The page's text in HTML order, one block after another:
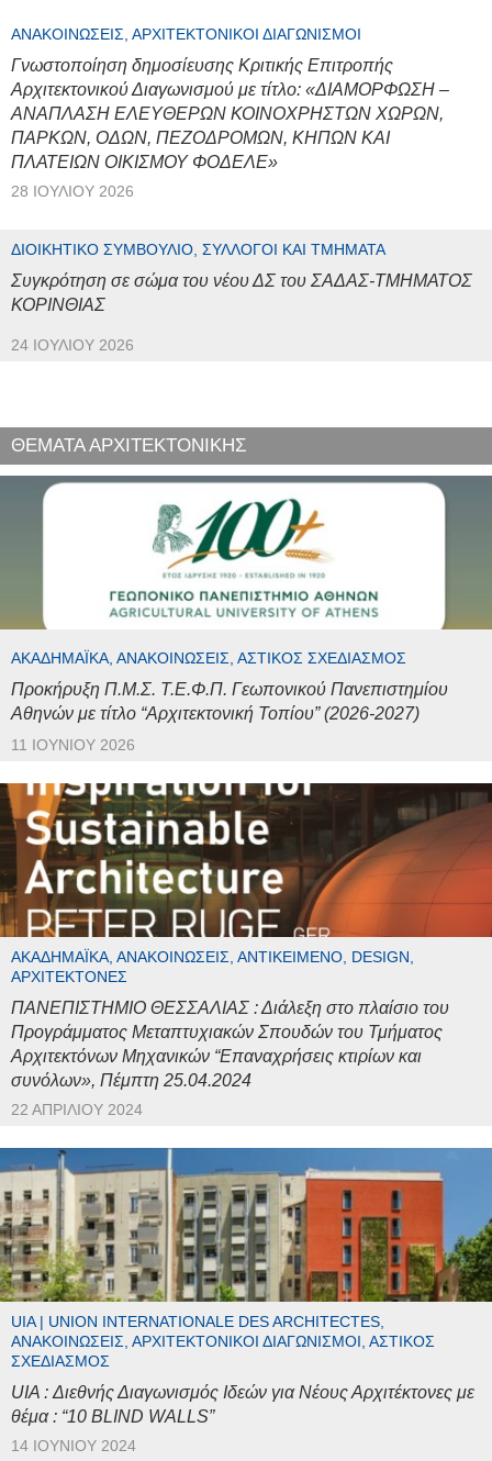
ΑΝΑΚΟΙΝΏΣΕΙΣ, ΑΡΧΙΤΕΚΤΟΝΙΚΟΊ ΔΙΑΓΩΝΙΣΜΟΊ
Γνωστοποίηση δημοσίευσης Κριτικής Επιτροπής
Αρχιτεκτονικού Διαγωνισμού με τίτλο: «ΔΙΑΜΟΡΦΩΣΗ –
ΑΝΑΠΛΑΣΗ ΕΛΕΥΘΕΡΩΝ ΚΟΙΝΟΧΡΗΣΤΩΝ ΧΩΡΩΝ,
ΠΑΡΚΩΝ, ΟΔΩΝ, ΠΕΖΟΔΡΟΜΩΝ, ΚΗΠΩΝ ΚΑΙ
ΠΛΑΤΕΙΩΝ ΟΙΚΙΣΜΟΥ ΦΟΔΕΛΕ»
28 ΙΟΥΛΊΟΥ 2026
ΔΙΟΙΚΗΤΙΚΌ ΣΥΜΒΟΎΛΙΟ, ΣΎΛΛΟΓΟΙ ΚΑΙ ΤΜΉΜΑΤΑ
Συγκρότηση σε σώμα του νέου ΔΣ του ΣΑΔΑΣ-ΤΜΗΜΑΤΟΣ
ΚΟΡΙΝΘΙΑΣ
24 ΙΟΥΛΊΟΥ 2026
ΘΕΜΑΤΑ ΑΡΧΙΤΕΚΤΟΝΙΚΗΣ
ΑΚΑΔΗΜΑΪΚΆ, ΑΝΑΚΟΙΝΏΣΕΙΣ, ΑΣΤΙΚΌΣ ΣΧΕΔΙΑΣΜΌΣ
Προκήρυξη Π.Μ.Σ. Τ.Ε.Φ.Π. Γεωπονικού Πανεπιστημίου
Αθηνών με τίτλο “Αρχιτεκτονική Τοπίου” (2026-2027)
11 ΙΟΥΝΊΟΥ 2026
ΑΚΑΔΗΜΑΪΚΆ, ΑΝΑΚΟΙΝΏΣΕΙΣ, ΑΝΤΙΚΕΊΜΕΝΟ, DESIGN,
ΑΡΧΙΤΈΚΤΟΝΕΣ
ΠΑΝΕΠΙΣΤΗΜΙΟ ΘΕΣΣΑΛΙΑΣ : Διάλεξη στο πλαίσιο του
Προγράμματος Μεταπτυχιακών Σπουδών του Τμήματος
Αρχιτεκτόνων Μηχανικών “Επαναχρήσεις κτιρίων και
συνόλων», Πέμπτη 25.04.2024
22 ΑΠΡΙΛΊΟΥ 2024
UIA | UNION INTERNATIONALE DES ARCHITECTES,
ΑΝΑΚΟΙΝΏΣΕΙΣ, ΑΡΧΙΤΕΚΤΟΝΙΚΟΊ ΔΙΑΓΩΝΙΣΜΟΊ, ΑΣΤΙΚΌΣ
ΣΧΕΔΙΑΣΜΌΣ
UIA : Διεθνής Διαγωνισμός Ιδεών για Νέους Αρχιτέκτονες με
θέμα : “10 BLIND WALLS”
14 ΙΟΥΝΊΟΥ 2024